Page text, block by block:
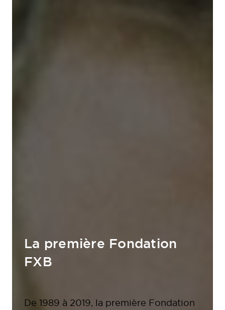
La première Fondation
FXB
De 1989 à 2019, la première Fondation